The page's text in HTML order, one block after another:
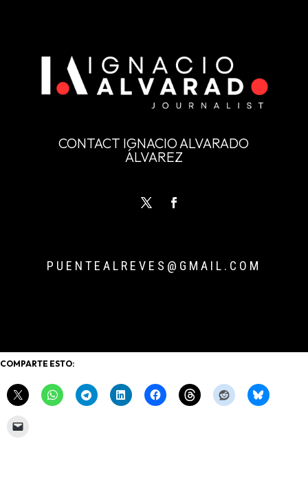
CONTACT IGNACIO ALVARADO
ÁLVAREZ
PUENTEALREVES@GMAIL.COM
COMPARTE ESTO: